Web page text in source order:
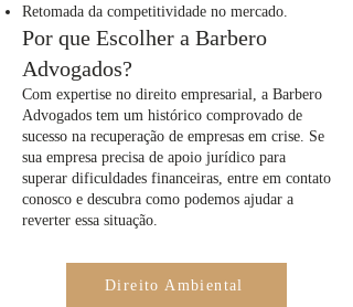
Retomada da competitividade no mercado.
Por que Escolher a Barbero
Advogados?
Com expertise no direito empresarial, a Barbero
Advogados tem um histórico comprovado de
sucesso na recuperação de empresas em crise. Se
sua empresa precisa de apoio jurídico para
superar dificuldades financeiras, entre em contato
conosco e descubra como podemos ajudar a
reverter essa situação.
Direito Ambiental